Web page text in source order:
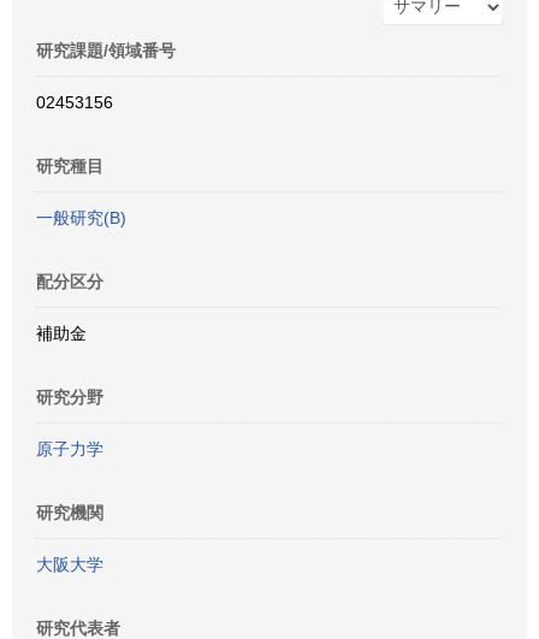
研究課題/領域番号
02453156
研究種目
一般研究(B)
配分区分
補助金
研究分野
原子力学
研究機関
大阪大学
研究代表者